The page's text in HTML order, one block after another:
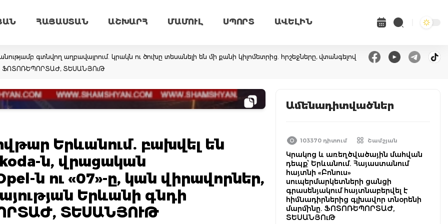
ՀԱՅԱՍՏԱՆ ԱՇԽԱՐՀ ՄԱՄՈՒԼ ՍՊՈՐՏ ԱՎԵԼԻՆ
գտնվող աղբավայրում. կրակն ու ծուխը տեսանելի են մի քանի կիլոմետրից. հրշեջները, վտանգելով
ՖՈՏՈՌԵՊՈՐՏԱԺ, ՏԵՍԱՆՅՈւԹ
Երևանում. բախվել են
ն, վրացական
ն ու «07»-ը, կան վիրավորներ,
Երևանի գնդի
ՏԵՍԱՆՅՈՒԹ
Ամենադիտվածներ
103370 դիտում Շամշյան
Կրակոց և առեղծվածային մահվան
դեպք՝ Երևանում. Հայաստանում
հայտնի «Բոնուս»
սուպերմարկետների ցանցի
գրասենյակում հայտնաբերվել է
հիմնադիրներից գլխավոր տնօրենի
մարմինը. ՖՈՏՈՌԵՊՈՐՏԱԺ,
ՏԵՍԱՆՅՈւԹ